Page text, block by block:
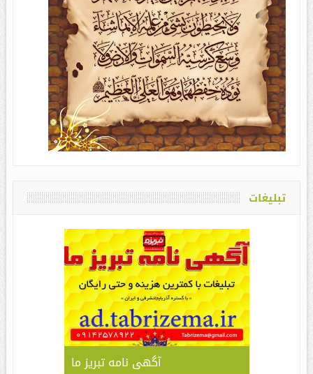
تبلیغات
آگهی نامه تبریز ما